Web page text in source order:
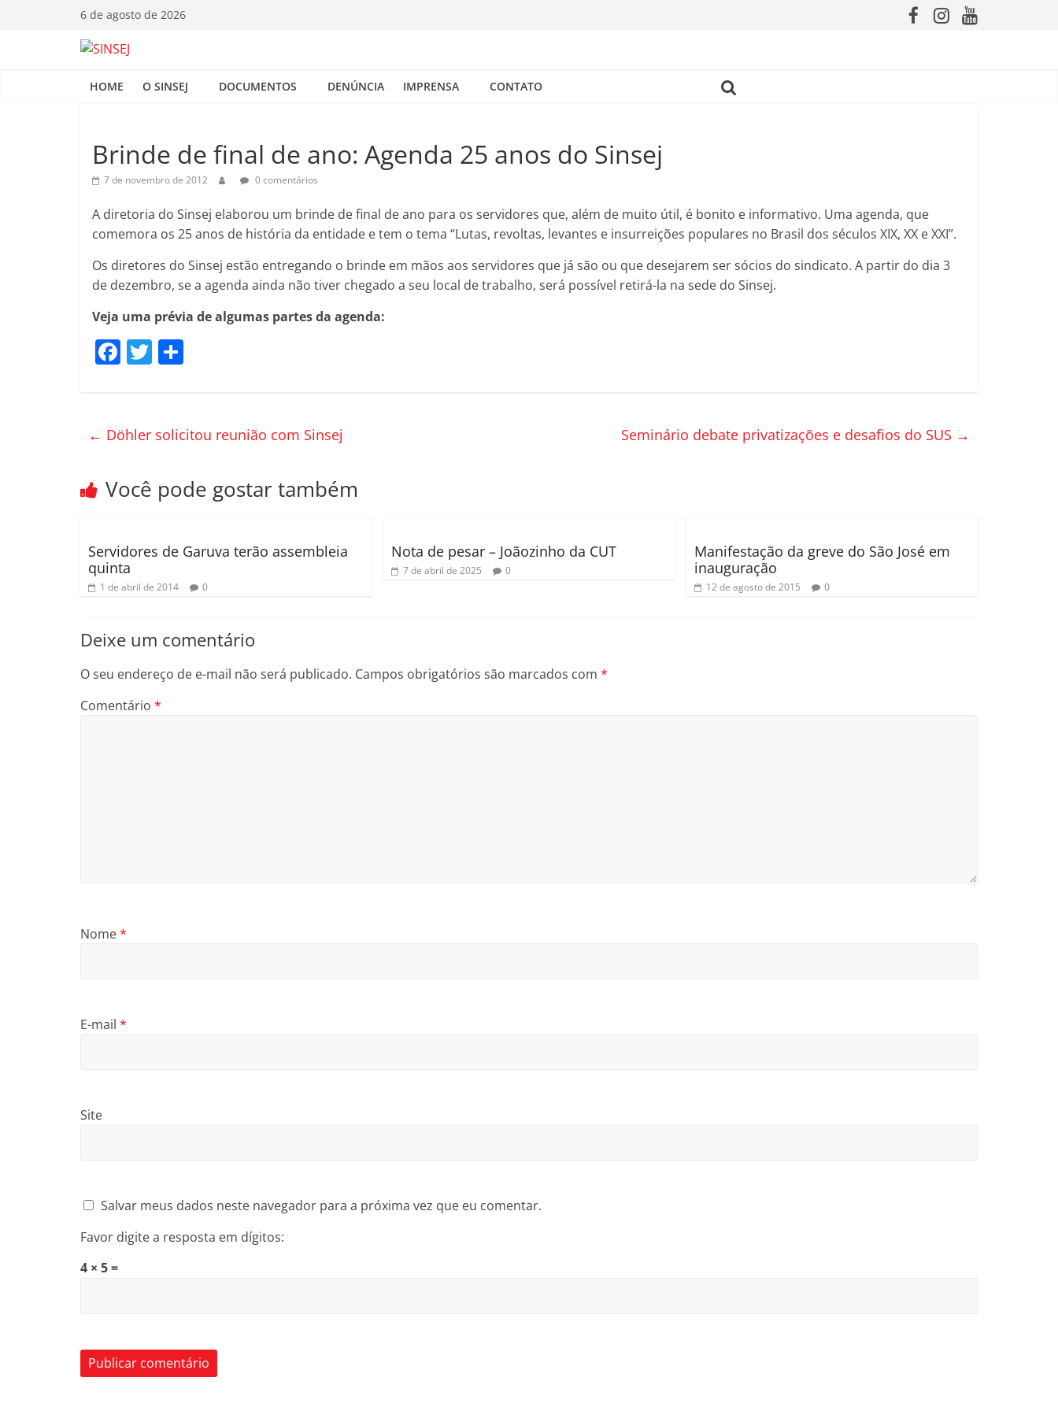
6 de agosto de 2026
S
N
S
E
HOME O SINSEJ DOCUMENTOS DENÚNCIA IMPRENSA CONTATO
Brinde de final de ano: Agenda 25 anos do Sinsej
7 de novembro de 2012 0 comentários
A diretoria do Sinsej elaborou um brinde de final de ano para os servidores que, além de muito útil, é bonito e informativo. Uma agenda, que
comemora os 25 anos de história da entidade e tem o tema “Lutas, revoltas, levantes e insurreições populares no Brasil dos séculos XIX, XX e XXI”.
Os diretores do Sinsej estão entregando o brinde em mãos aos servidores que já são ou que desejarem ser sócios do sindicato. A partir do dia 3
de dezembro, se a agenda ainda não tiver chegado a seu local de trabalho, será possível retirá-la na sede do Sinsej.
Veja uma prévia de algumas partes da agenda:
F
e
o
o
T
er p
til
h
← Döhler solicitou reunião com Sinsej Seminário debate privatizações e desafios do SUS →
Você pode gostar também
Servidores de Garuva terão assembleia
quinta
1 de abril de 2014 0
Nota de pesar – Joãozinho da CUT
7 de abril de 2025 0
Manifestação da greve do São José em
inauguração
12 de agosto de 2015 0
Deixe um comentário
O seu endereço de e-mail não será publicado. Campos obrigatórios são marcados com *
Comentário *
Nome*
E-mail *
Site
Salvar meus dados neste navegador para a próxima vez que eu comentar.
Favor digite a resposta em dígitos:
4 × 5 =